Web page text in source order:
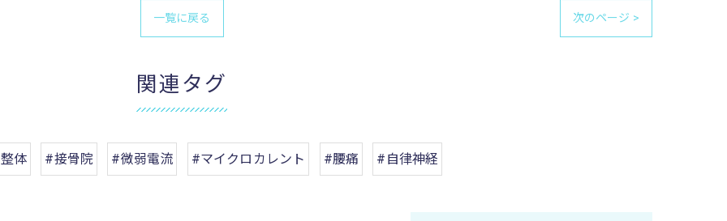
一覧に戻る 次のページ >
関連タグ
体 #接骨院 #微弱電流 #マイクロカレント #腰痛 #自律神経